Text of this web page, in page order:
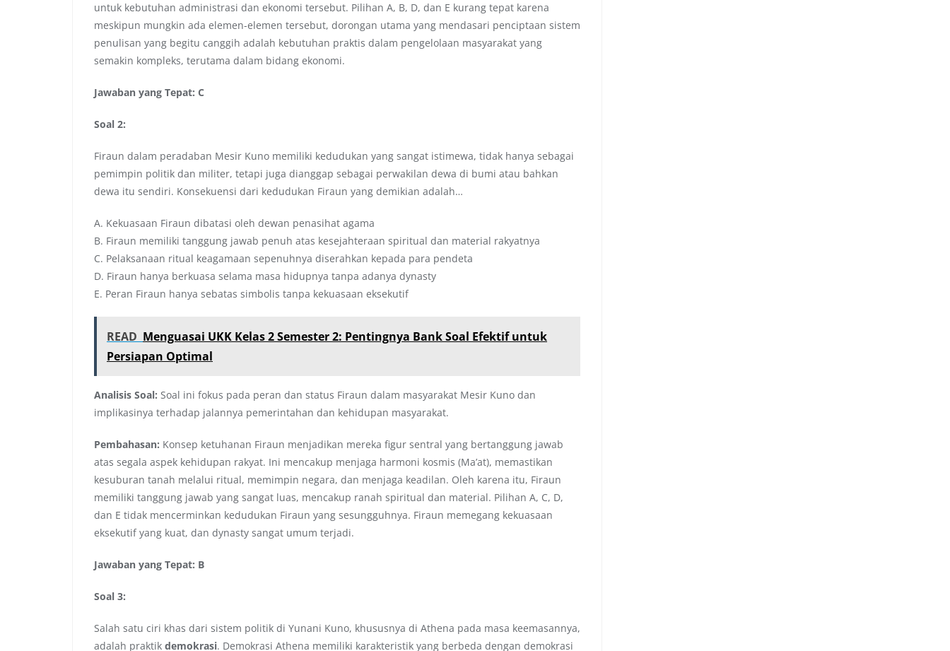
untuk kebutuhan administrasi dan ekonomi tersebut. Pilihan A, B, D, dan E kurang tepat karena
meskipun mungkin ada elemen-elemen tersebut, dorongan utama yang mendasari penciptaan sistem
penulisan yang begitu canggih adalah kebutuhan praktis dalam pengelolaan masyarakat yang
semakin kompleks, terutama dalam bidang ekonomi.
Jawaban yang Tepat: C
Soal 2:
Firaun dalam peradaban Mesir Kuno memiliki kedudukan yang sangat istimewa, tidak hanya sebagai
pemimpin politik dan militer, tetapi juga dianggap sebagai perwakilan dewa di bumi atau bahkan
dewa itu sendiri. Konsekuensi dari kedudukan Firaun yang demikian adalah…
A. Kekuasaan Firaun dibatasi oleh dewan penasihat agama
B. Firaun memiliki tanggung jawab penuh atas kesejahteraan spiritual dan material rakyatnya
C. Pelaksanaan ritual keagamaan sepenuhnya diserahkan kepada para pendeta
D. Firaun hanya berkuasa selama masa hidupnya tanpa adanya dynasty
E. Peran Firaun hanya sebatas simbolis tanpa kekuasaan eksekutif
READ Menguasai UKK Kelas 2 Semester 2: Pentingnya Bank Soal Efektif untuk
Persiapan Optimal
Analisis Soal: Soal ini fokus pada peran dan status Firaun dalam masyarakat Mesir Kuno dan
implikasinya terhadap jalannya pemerintahan dan kehidupan masyarakat.
Pembahasan: Konsep ketuhanan Firaun menjadikan mereka figur sentral yang bertanggung jawab
atas segala aspek kehidupan rakyat. Ini mencakup menjaga harmoni kosmis (Ma’at), memastikan
kesuburan tanah melalui ritual, memimpin negara, dan menjaga keadilan. Oleh karena itu, Firaun
memiliki tanggung jawab yang sangat luas, mencakup ranah spiritual dan material. Pilihan A, C, D,
dan E tidak mencerminkan kedudukan Firaun yang sesungguhnya. Firaun memegang kekuasaan
eksekutif yang kuat, dan dynasty sangat umum terjadi.
Jawaban yang Tepat: B
Soal 3:
Salah satu ciri khas dari sistem politik di Yunani Kuno, khususnya di Athena pada masa keemasannya,
adalah praktik demokrasi. Demokrasi Athena memiliki karakteristik yang berbeda dengan demokrasi